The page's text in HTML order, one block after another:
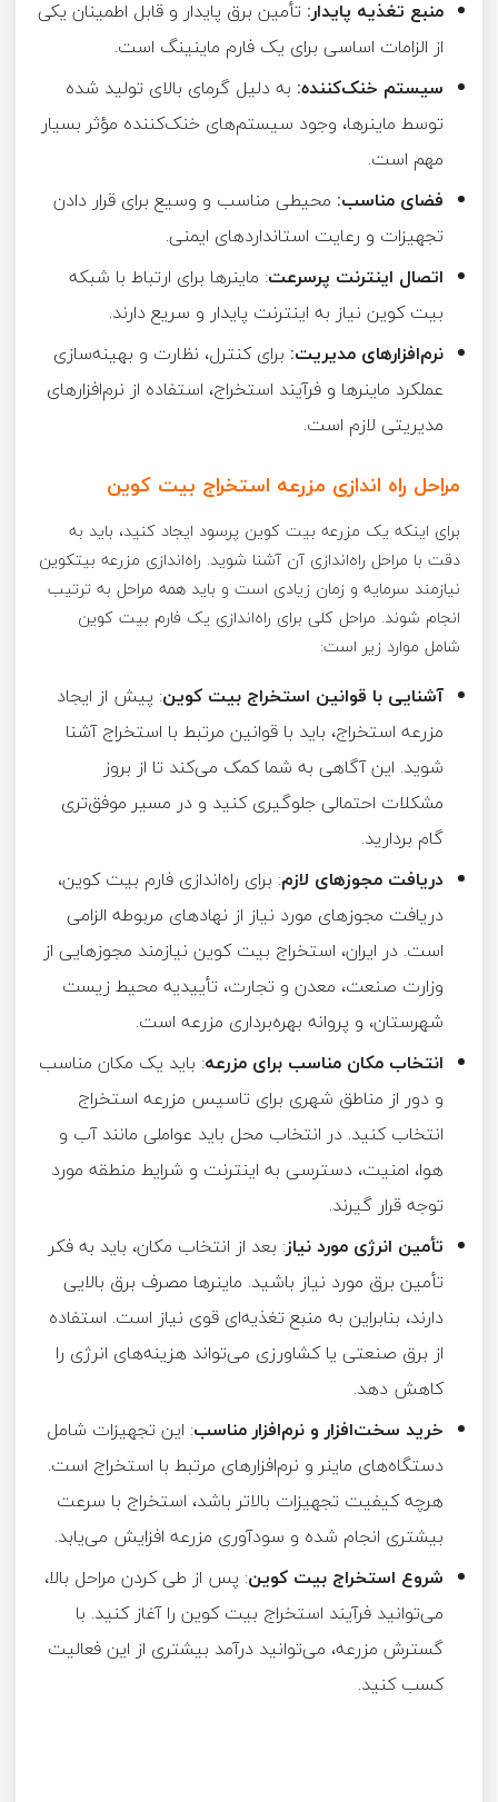
منبع تغذیه پایدار: تأمین برق پایدار و قابل اطمینان یکی
از الزامات اساسی برای یک فارم ماینینگ است.
سیستم خنک‌کننده: به دلیل گرمای بالای تولید شده
توسط ماینرها، وجود سیستم‌های خنک‌کننده مؤثر بسیار
مهم است.
فضای مناسب: محیطی مناسب و وسیع برای قرار دادن
تجهیزات و رعایت استانداردهای ایمنی.
اتصال اینترنت پرسرعت: ماینرها برای ارتباط با شبکه
بیت کوین نیاز به اینترنت پایدار و سریع دارند.
نرم‌افزارهای مدیریت: برای کنترل، نظارت و بهینه‌سازی
عملکرد ماینرها و فرآیند استخراج، استفاده از نرم‌افزارهای
مدیریتی لازم است.
مراحل راه اندازی مزرعه استخراج بیت کوین
برای اینکه یک مزرعه بیت کوین پرسود ایجاد کنید، باید به
دقت با مراحل راه‌اندازی آن آشنا شوید. راه‌اندازی مزرعه بیتکوین
نیازمند سرمایه و زمان زیادی است و باید همه مراحل به ترتیب
انجام شوند. مراحل کلی برای راه‌اندازی یک فارم بیت کوین
شامل موارد زیر است:
آشنایی با قوانین استخراج بیت کوین: پیش از ایجاد
مزرعه استخراج، باید با قوانین مرتبط با استخراج آشنا
شوید. این آگاهی به شما کمک می‌کند تا از بروز
مشکلات احتمالی جلوگیری کنید و در مسیر موفق‌تری
گام بردارید.
دریافت مجوزهای لازم: برای راه‌اندازی فارم بیت کوین،
دریافت مجوزهای مورد نیاز از نهادهای مربوطه الزامی
است. در ایران، استخراج بیت کوین نیازمند مجوزهایی از
وزارت صنعت، معدن و تجارت، تأییدیه محیط زیست
شهرستان، و پروانه بهره‌برداری مزرعه است.
انتخاب مکان مناسب برای مزرعه: باید یک مکان مناسب
و دور از مناطق شهری برای تاسیس مزرعه استخراج
انتخاب کنید. در انتخاب محل باید عواملی مانند آب و
هوا، امنیت، دسترسی به اینترنت و شرایط منطقه مورد
توجه قرار گیرند.
تأمین انرژی مورد نیاز: بعد از انتخاب مکان، باید به فکر
تأمین برق مورد نیاز باشید. ماینرها مصرف برق بالایی
دارند، بنابراین به منبع تغذیه‌ای قوی نیاز است. استفاده
از برق صنعتی یا کشاورزی می‌تواند هزینه‌های انرژی را
کاهش دهد.
خرید سخت‌افزار و نرم‌افزار مناسب: این تجهیزات شامل
دستگاه‌های ماینر و نرم‌افزارهای مرتبط با استخراج است.
هرچه کیفیت تجهیزات بالاتر باشد، استخراج با سرعت
بیشتری انجام شده و سودآوری مزرعه افزایش می‌یابد.
شروع استخراج بیت کوین: پس از طی کردن مراحل بالا،
می‌توانید فرآیند استخراج بیت کوین را آغاز کنید. با
گسترش مزرعه، می‌توانید درآمد بیشتری از این فعالیت
کسب کنید.